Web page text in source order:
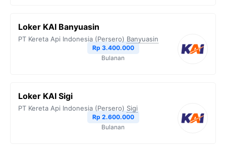
Loker KAI Banyuasin
PT Kereta Api Indonesia (Persero) Banyuasin
Rp 3.400.000
Bulanan
Loker KAI Sigi
PT Kereta Api Indonesia (Persero) Sigi
Rp 2.600.000
Bulanan